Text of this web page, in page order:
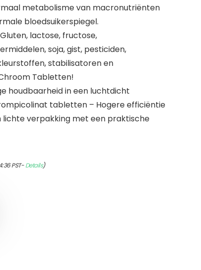
metabolisme van macronutriënten
bloedsuikerspiegel.
lactose, fructose,
soja, gist, pesticiden,
stabilisatoren en
Tabletten!
houdbaarheid in een luchtdicht
tabletten – Hogere efficiëntie
lichte verpakking met een praktische
PST-Details)